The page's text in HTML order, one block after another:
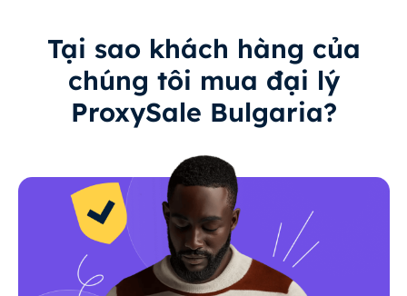
Tại sao khách hàng của
chúng tôi mua đại lý
ProxySale Bulgaria?